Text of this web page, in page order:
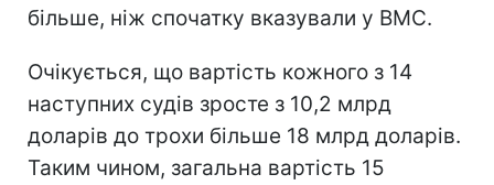
більше, ніж спочатку вказували у ВМС.
Очікується, що вартість кожного з 14
наступних судів зросте з 10,2 млрд
доларів до трохи більше 18 млрд доларів.
Таким чином, загальна вартість 15